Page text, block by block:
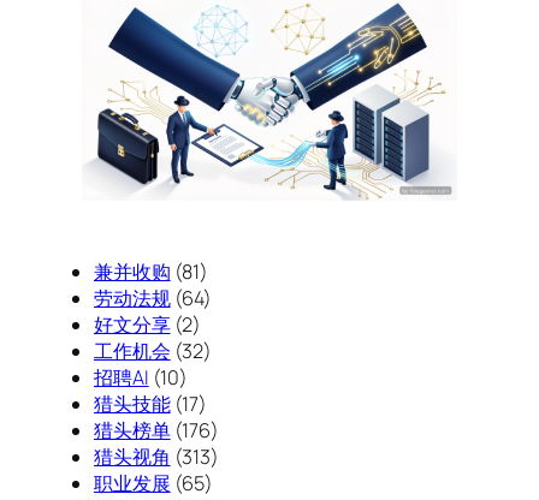
兼并收购 (81)
劳动法规(64)
好文分享(2)
工作机会 (32)
招聘AI (10)
猎头技能(17)
猎头榜单(176)
猎头视角 (313)
职业发展 (65)